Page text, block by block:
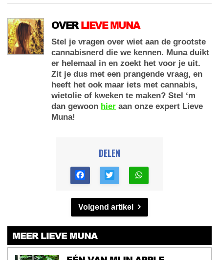
OVERLIEVE MUNA
Stel je vragen over wiet aan de grootste
cannabisnerd die we kennen. Muna duikt
er helemaal in en zoekt het voor je uit.
Zit je dus met een prangende vraag, en
heeft het ook maar iets met cannabis,
wietolie of kweken te maken? Stel ‘m
dan gewoon hier aan onze expert Lieve
Muna!
DELEN
Volgend artikel
MEER LIEVE MUNA